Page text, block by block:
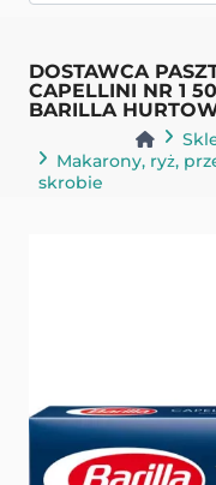
DOSTAWCA
CAPELLINI NR 1
BARILLA
Makarony, ryż,
skrobie